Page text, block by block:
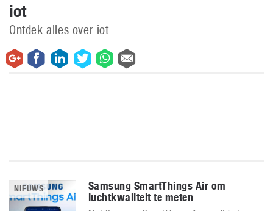
iot
Ontdek alles over iot
NIEUWS
Samsung SmartThings Air om
luchtkwaliteit te meten